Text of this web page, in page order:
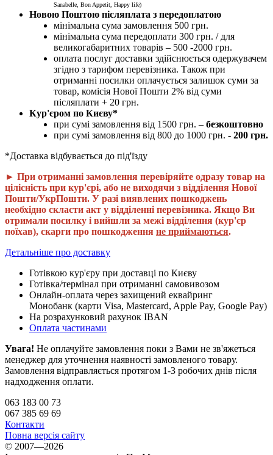
Sanabelle, Bon Appetit, Happy life)
Новою Поштою післяплата з передоплатою
мінімальна сума замовлення 500 грн.
мінімальна сума передоплати 300 грн. / для
великогабаритних товарів – 500 -2000 грн.
оплата послуг доставки здійснюється одержувачем
згідно з тарифом перевізника. Також при
отриманні посилки оплачується залишок суми за
товар, комісія Нової Пошти 2% від суми
післяплати + 20 грн.
Кур'єром по Києву*
при сумі замовлення від 1500 грн. – безкоштовно
при сумі замовлення від 800 до 1000 грн. - 200 грн.
*Доставка відбувається до під'їзду
► При отриманні замовлення перевіряйте одразу товар на
цілісність при кур'єрі, або не виходячи з відділення Нової
Пошти/УкрПошти. У разі виявлених пошкоджень
необхідно скласти акт у відділенні перевізника. Якщо Ви
отримали посилку і вийшли за межі відділення (кур'єр
поїхав), скарги про пошкодження не приймаються.
Детальніше про доставку
Готівкою кур'єру при доставці по Києву
Готівка/термінал при отриманні самовивозом
Онлайн-оплата через захищений еквайринг
Монобанк (карти Visa, Mastercard, Apple Pay, Google Pay)
На розрахунковий рахунок IBAN
Оплата частинами
Увага! Не оплачуйте замовлення поки з Вами не зв'яжеться
менеджер для уточнення наявності замовленого товару.
Замовлення відправляється протягом 1-3 робочих днів після
надходження оплати.
063 183 00 73
067 385 69 69
Контакти
Повна версія сайту
© 2007—2026